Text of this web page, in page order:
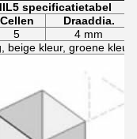
specificatietabel
Cellen
Draaddia.
5
4 mm
beige kleur, groene